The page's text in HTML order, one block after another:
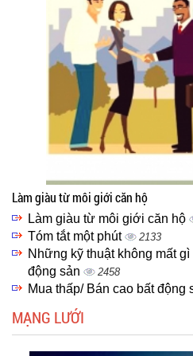
Làm giàu từ môi giới căn hộ
Làm giàu từ môi giới căn hộ
Tóm tắt một phút 2133
Những kỹ thuật không mất
động sản
2458
Mua thấp/ Bán cao bất động
MẠNG LƯỚI